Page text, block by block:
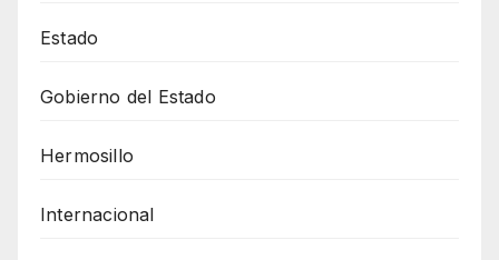
Estado
Gobierno del Estado
Hermosillo
Internacional